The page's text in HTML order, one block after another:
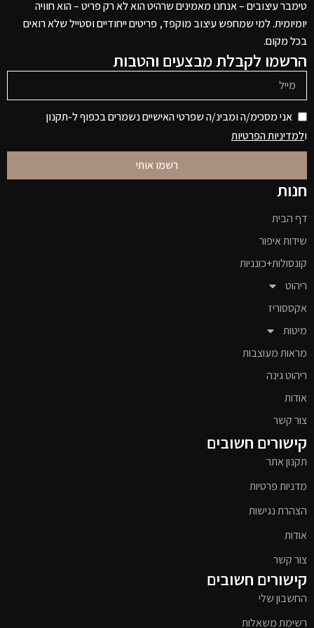
טימבר עיצובים – אנחנו מאמינים שרהיט הוא לא רק פריט – הוא חוויה
יומיומית. למי שמחפש עיצוב מוקפד, פריטים ייחודיים וסטייל שלא רואים
בכל מקום.
הרשמו לקבלת מבצעים והטבות
אני מסכימ/ה ומבינ/ה שפרטי האישיים נשמרים בכפוף ל-תקנון
ולמדיניות הפרטיות
רשמו אותי
חנות
דף הבית
שידות איפור
קונסולות+כונניות
ריהוט
אקססוריז
מיטות
מראות מעוצבות
ריהוט גינה
אודות
צור קשר
קישורים חשובים
תקנון אתר
מדניות פרטיות
הצהרת נגישות
אודות
צור קשר
קישורים חשובים
החשבון שלי
רשימת משאלות